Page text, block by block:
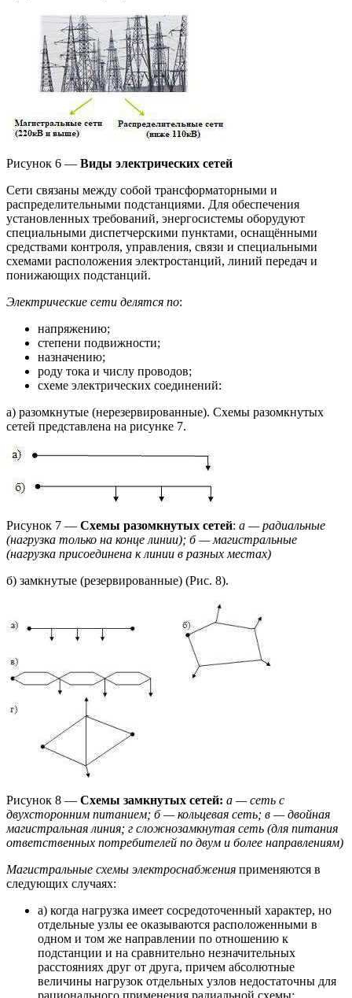
Рисунок 6 — Виды электрических сетей
Сети связаны между собой трансформаторными и
распределительными подстанциями. Для обеспечения
установленных требований, энергосистемы оборудуют
специальными диспетчерскими пунктами, оснащёнными
средствами контроля, управления, связи и специальными
схемами расположения электростанций, линий передач и
понижающих подстанций.
Электрические сети делятся по:
напряжению;
степени подвижности;
назначению;
роду тока и числу проводов;
схеме электрических соединений:
а) разомкнутые (нерезервированные). Схемы разомкнутых
сетей представлена на рисунке 7.
Рисунок 7 — Схемы разомкнутых сетей: а — радиальные
(нагрузка только на конце линии); б — магистральные
(нагрузка присоединена к линии в разных местах)
б) замкнутые (резервированные) (Рис. 8).
Рисунок 8 — Схемы замкнутых сетей: а — сеть с
двухсторонним питанием; б — кольцевая сеть; в — двойная
магистральная линия; г сложнозамкнутая сеть (для питания
ответственных потребителей по двум и более направлениям)
Магистральные схемы электроснабжения применяются в
следующих случаях:
а) когда нагрузка имеет сосредоточенный характер, но
отдельные узлы ее оказываются расположенными в
одном и том же направлении по отношению к
подстанции и на сравнительно незначительных
расстояниях друг от друга, причем абсолютные
величины нагрузок отдельных узлов недостаточны для